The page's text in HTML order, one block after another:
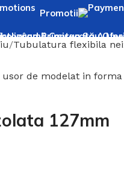
Promotii
Tubulatura flexibila
127mm